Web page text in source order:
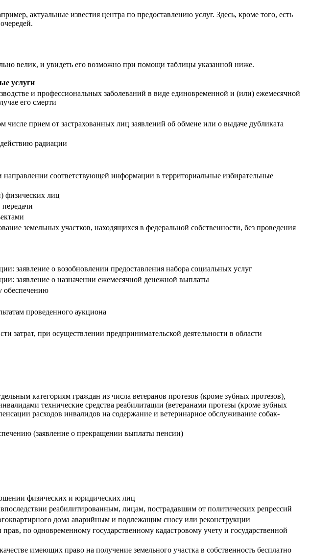
актуальные известия центра по предоставлению услуг. Здесь, кроме того, есть
велик, и увидеть его возможно при помощи таблицы указанной ниже.
услуги
и профессиональных заболеваний в виде единовременной и (или) ежемесячной
его смерти
числе прием от застрахованных лиц заявлений об обмене или о выдаче дубликата
радиации
соответствующей информации в территориальные избирательные
физических лиц
земельных участков, находящихся в федеральной собственности, без проведения
заявление о возобновлении предоставления набора социальных услуг
заявление о назначении ежемесячной денежной выплаты
обеспечению
проведенного аукциона
затрат, при осуществлении предпринимательской деятельности в области
категориям граждан из числа ветеранов протезов (кроме зубных протезов),
технические средства реабилитации (ветеранами протезы (кроме зубных
расходов инвалидов на содержание и ветеринарное обслуживание собак-
(заявление о прекращении выплаты пенсии)
физических и юридических лиц
реабилитированным, лицам, пострадавшим от политических репрессий
дома аварийным и подлежащим сносу или реконструкции
по одновременному государственному кадастровому учету и государственной
имеющих право на получение земельного участка в собственность бесплатно